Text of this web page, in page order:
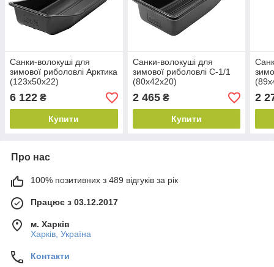
Санки-волокуші для
зимової риболовлі Арктика
(123х50х22)
6 122 ₴
Купити
Санки-волокуші для
зимової риболовлі С-1/1
(80х42х20)
2 465₴
Купити
2
Про нас
100% позитивних з 489 відгуків за рік
Працює з 03.12.2017
м. Харків
Харків, Україна
Контакти